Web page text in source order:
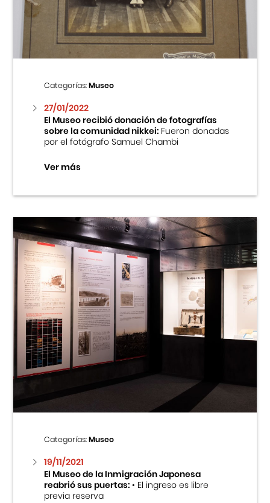
Centro Cultural Peruano Japonés
Museo de la Inmigración Japonesa
Fondo Editorial
Teatro Peruano Japonés
Categorías:Museo
27/01/2022
El Museo recibió donación de fotografías
sobre la comunidad nikkei:Fueron donadas
por el fotógrafo Samuel Chambi
Ver más
Categorías:Museo
19/11/2021
El Museo de la Inmigración Japonesa
reabrió sus puertas:• El ingreso es libre
previa reserva